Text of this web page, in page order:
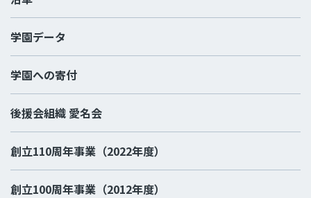
学園データ
学園への寄付
後援会組織 愛名会
創立110周年事業（2022年度）
創立100周年事業（2012年度）